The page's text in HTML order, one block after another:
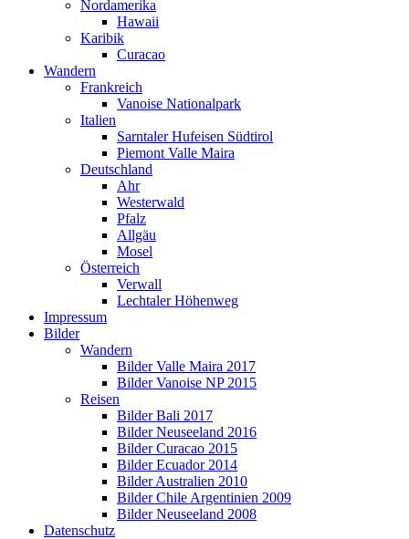
Nordamerika
Hawaii
Karibik
Curacao
Wandern
Frankreich
Vanoise Nationalpark
Italien
Sarntaler Hufeisen Südtirol
Piemont Valle Maira
Deutschland
Ahr
Westerwald
Pfalz
Allgäu
Mosel
Österreich
Verwall
Lechtaler Höhenweg
Impressum
Bilder
Wandern
Bilder Valle Maira 2017
Bilder Vanoise NP 2015
Reisen
Bilder Bali 2017
Bilder Neuseeland 2016
Bilder Curacao 2015
Bilder Ecuador 2014
Bilder Australien 2010
Bilder Chile Argentinien 2009
Bilder Neuseeland 2008
Datenschutz